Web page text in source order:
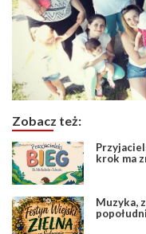
Zobacz też:
krok ma
Muzyka,